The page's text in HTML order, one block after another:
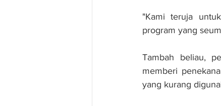
"Kami teruja
program yang
Tambah beliau,
memberi
yang kurang